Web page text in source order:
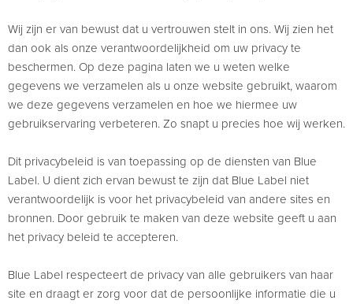
Wij zijn er van bewust dat u vertrouwen stelt in ons. Wij zien het
dan ook als onze verantwoordelijkheid om uw privacy te
beschermen. Op deze pagina laten we u weten welke
gegevens we verzamelen als u onze website gebruikt, waarom
we deze gegevens verzamelen en hoe we hiermee uw
gebruikservaring verbeteren. Zo snapt u precies hoe wij werken.
Dit privacybeleid is van toepassing op de diensten van Blue
Label. U dient zich ervan bewust te zijn dat Blue Label niet
verantwoordelijk is voor het privacybeleid van andere sites en
bronnen. Door gebruik te maken van deze website geeft u aan
het privacy beleid te accepteren.
Blue Label respecteert de privacy van alle gebruikers van haar
site en draagt er zorg voor dat de persoonlijke informatie die u